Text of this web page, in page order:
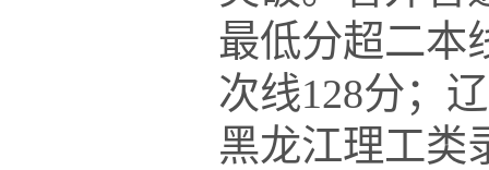
最低分超二本
次线128分；
黑龙江理工类